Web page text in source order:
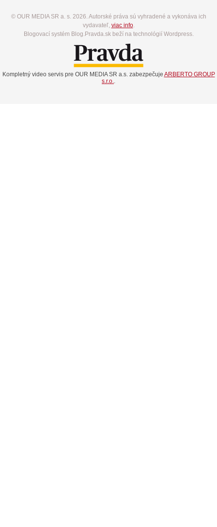
© OUR MEDIA SR a. s. 2026. Autorské práva sú vyhradené a vykonáva ich
vydavateľ, viac info.
Blogovací systém Blog.Pravda.sk beží na technológií Wordpress.
Kompletný video servis pre OUR MEDIA SR a.s. zabezpečuje ARBERTO GROUP
s.r.o..